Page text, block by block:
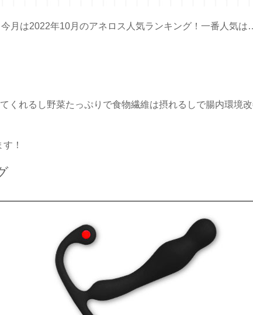
今月は2022年10月のアネロス人気ランキング！一番人気は
くれるし野菜たっぷりで食物繊維は摂れるしで腸内環境改
！